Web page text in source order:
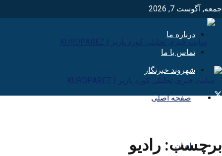
جمعه, آگوست 7, 2026
درباره ما
تماس با ما
شهروند خبرنگار
صفحه اصلی
ایران
برچسب: راديو